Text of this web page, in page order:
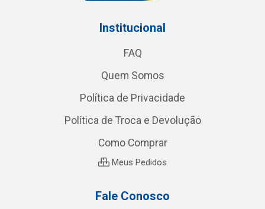
Institucional
FAQ
Quem Somos
Política de Privacidade
Política de Troca e Devolução
Como Comprar
Meus Pedidos
Fale Conosco